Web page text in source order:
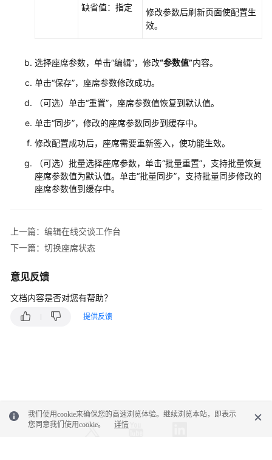
统
限
缺省值：指定
修改参数后刷新页面使配置生
效。
选择座席参数，单击“编辑”，修改“参数值”内容。
单击“保存”，座席参数修改成功。
（可选）单击“重置”，座席参数值恢复到默认值。
单击“同步”，修改的座席参数同步到缓存中。
修改配置成功后，座席需要重新签入，使功能生效。
（可选）批量选择座席参数，单击“批量重置”，支持批量恢复
座席参数值为默认值。单击“批量同步”，支持批量同步修改的
座席参数值到缓存中。
上一篇：编辑在线交谈工作台
下一篇：切换座席状态
意见反馈
文档内容是否对您有帮助？
提供反馈
我们使用cookie来确保您的高速浏览体验。继续浏览本站，即表示
您同意我们使用cookie。
详情